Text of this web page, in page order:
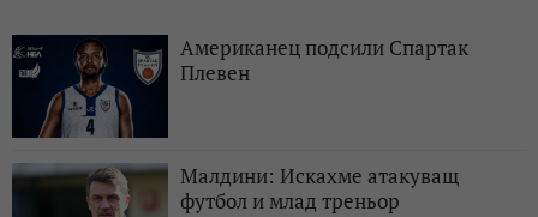
Американец подсили Спартак
Плевен
Малдини: Искахме атакуващ
футбол и млад треньор